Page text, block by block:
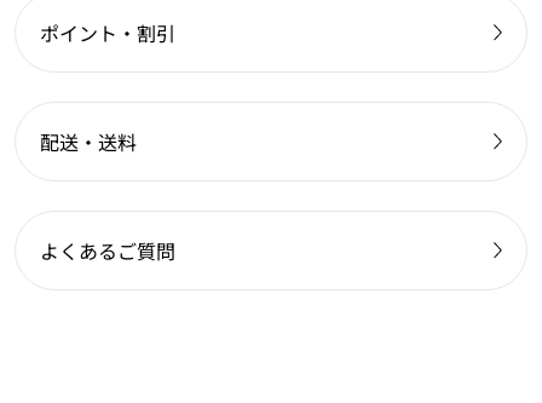
ポイント・割引
配送・送料
よくあるご質問